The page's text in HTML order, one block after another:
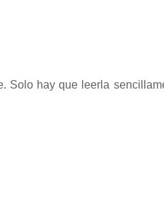
hay que leerla